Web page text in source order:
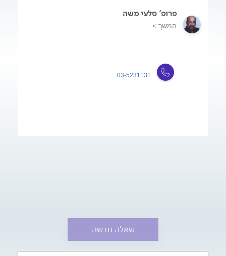
פרופ' סלעי משה
המשך >
03-5231131
שאלה חדשה